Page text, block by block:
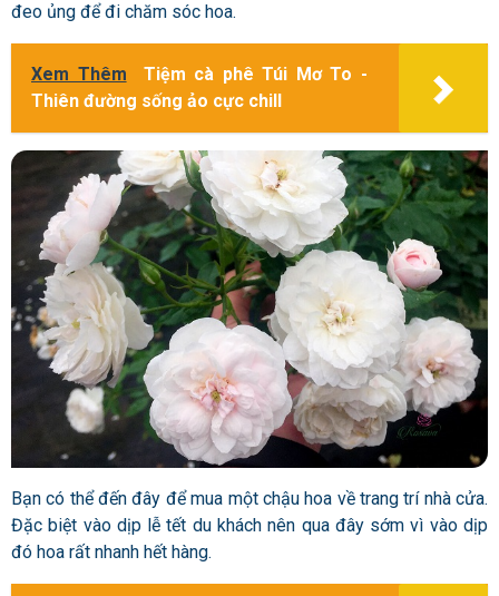
đeo ủng để đi chăm sóc hoa.
Xem Thêm
Tiệm cà phê Túi Mơ To -
Thiên đường sống ảo cực chill
Bạn có thể đến đây để mua một chậu hoa về trang trí nhà cửa.
Đặc biệt vào dịp lễ tết du khách nên qua đây sớm vì vào dịp
đó hoa rất nhanh hết hàng.